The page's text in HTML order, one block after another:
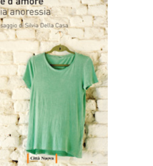
AGGIUNGI AL CARRELLO